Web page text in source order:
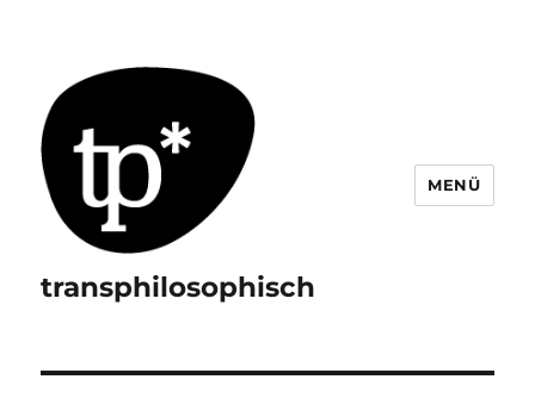
transphilosophisch
MENÜ